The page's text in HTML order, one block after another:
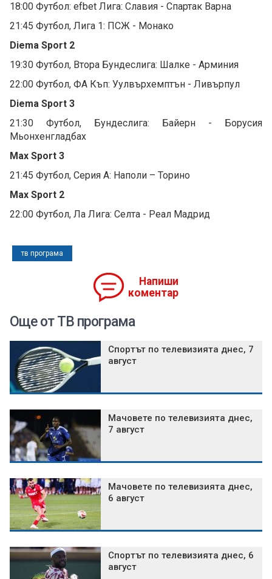
18:00 Футбол: efbet Лига: Славия - Спартак Варна
21:45 Футбол, Лига 1: ПСЖ - Монако
Diema Sport 2
19:30 Футбол, Втора Бундеслига: Шалке - Арминия
22:00 Футбол, ФА Къп: Уулвърхемптън - Ливърпул
Diema Sport 3
21:30 Футбол, Бундеслига: Байерн - Борусия
Мьонхенгладбах
Max Sport 3
21:45 Футбол, Серия А: Наполи – Торино
Max Sport 2
22:00 Футбол, Ла Лига: Селта - Реал Мадрид
тв програма
Напиши
коментар
Още от ТВ програма
Спортът по телевизията днес, 7
август
Мачовете по телевизията днес,
7 август
Мачовете по телевизията днес,
6 август
Спортът по телевизията днес, 6
август